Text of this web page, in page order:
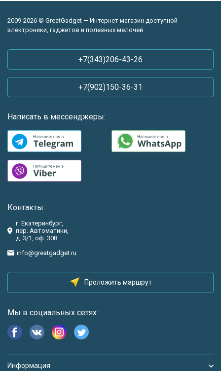
2009-2026 © GreatGadget — Интернет магазин доступной
электроники, гаджетов и полезных мелочей
+7(343)206-43-26
+7(902)150-36-31
Написать в мессенджеры:
Контакты:
г. Екатеринбург,
пер. Автоматики,
д. 3/1, оф. 308
info@greatgadget.ru
Проложить маршрут
Мы в социальных сетях:
Информация